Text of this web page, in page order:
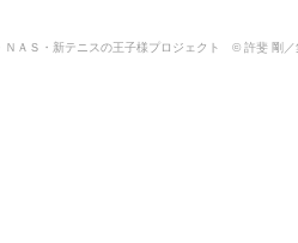
ＮＡＳ・新テニスの王子様プロジェクト © 許斐 剛／